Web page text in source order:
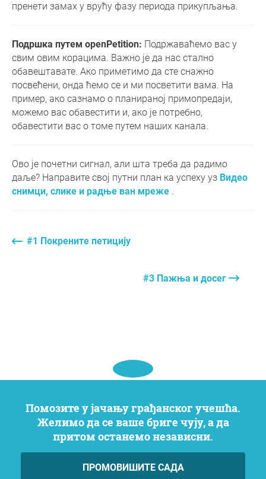
пренети замах у врућу фазу периода прикупљања.
Подршка путем openPetition: Подржаваћемо вас у
свим овим корацима. Важно је да нас стално
обавештавате. Ако приметимо да сте снажно
посвећени, онда ћемо се и ми посветити вама. На
пример, ако сазнамо о планираној примопредаји,
можемо вас обавестити и, ако је потребно,
обавестити вас о томе путем наших канала.
Ово је почетни сигнал, али шта треба да радимо
даље? Направите свој путни план ка успеху уз Видео
снимци, слике и радње ван мреже .
#1 Покрените петицију
#3 Пажња и досег
Помозите у јачању грађанског учешћа.
Желимо да се ваше бриге чују, а да
притом останемо независни.
ПРОМОВИШИТЕ САДА